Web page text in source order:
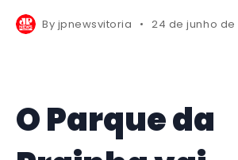
By jpnewsvitoria 24 de junho de
O Parque da